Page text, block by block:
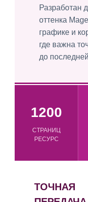
Разработан
оттенка
графике и
где важна
до
1200
СТРАНИЦ
РЕСУРС
ТОЧНАЯ